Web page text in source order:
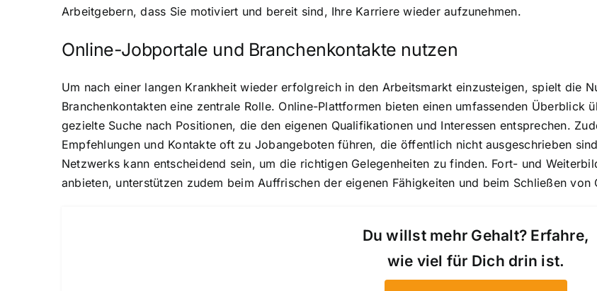
Arbeitgebern, dass Sie motiviert und bereit sind, Ihre Karriere wieder aufzunehmen.
Online-Jobportale und Branchenkontakte nutzen
Um nach einer langen Krankheit wieder erfolgreich in den Arbeitsmarkt einzusteigen, spielt die
Branchenkontakten eine zentrale Rolle. Online-Plattformen bieten einen umfassenden Überblick
gezielte Suche nach Positionen, die den eigenen Qualifikationen und Interessen entsprechen.
Empfehlungen und Kontakte oft zu Jobangeboten führen, die öffentlich nicht ausgeschrieben
Netzwerks kann entscheidend sein, um die richtigen Gelegenheiten zu finden. Fort- und
anbieten, unterstützen zudem beim Auffrischen der eigenen Fähigkeiten und beim Schließen von
Du willst mehr Gehalt? Erfahre,
wie viel für Dich drin ist.